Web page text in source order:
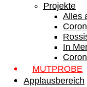
Projekte
Alles
In
MUTPROBE
Applausbereich